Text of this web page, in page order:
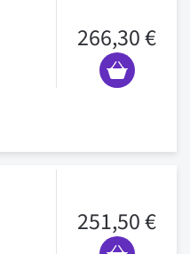
266,30 €
251,50 €